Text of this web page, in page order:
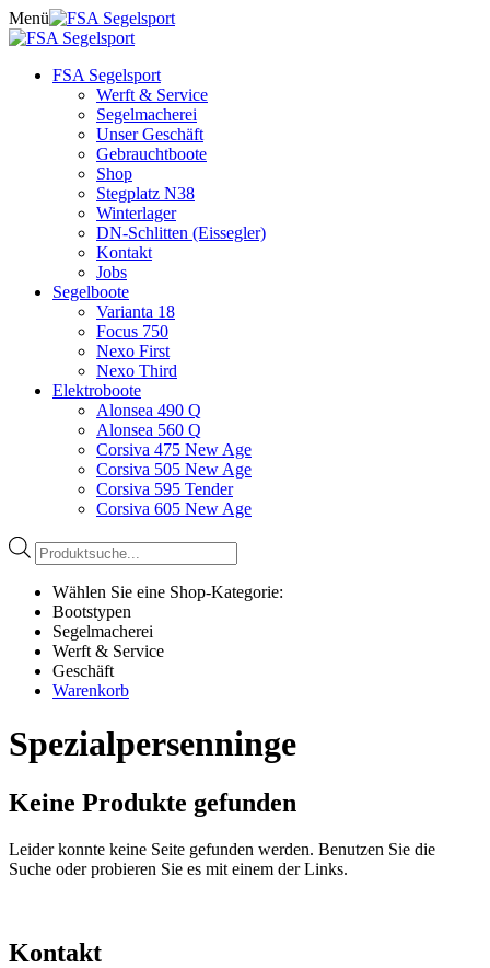
Skip
to
Menü
FSA Segelsport
Werft & Service
Segelmacherei
Unser Geschäft
Gebrauchtboote
Shop
Stegplatz N38
Winterlager
DN-Schlitten (Eissegler)
Kontakt
Jobs
Segelboote
Varianta 18
Focus 750
Nexo First
Nexo Third
Elektroboote
Alonsea 490 Q
Alonsea 560 Q
Corsiva 475 New Age
Corsiva 505 New Age
Corsiva 595 Tender
Corsiva 605 New Age
Products
search
Wählen Sie eine Shop-Kategorie:
Bootstypen
Segelmacherei
Werft & Service
Geschäft
Warenkorb
Spezialpersenninge
Keine Produkte gefunden
Leider konnte keine Seite gefunden werden. Benutzen Sie die
Suche oder probieren Sie es mit einem der Links.
Kontakt